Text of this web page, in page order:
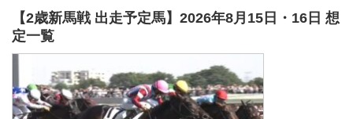
【2歳新馬戦 出走予定馬】2026年8月15日・16日 想
定一覧